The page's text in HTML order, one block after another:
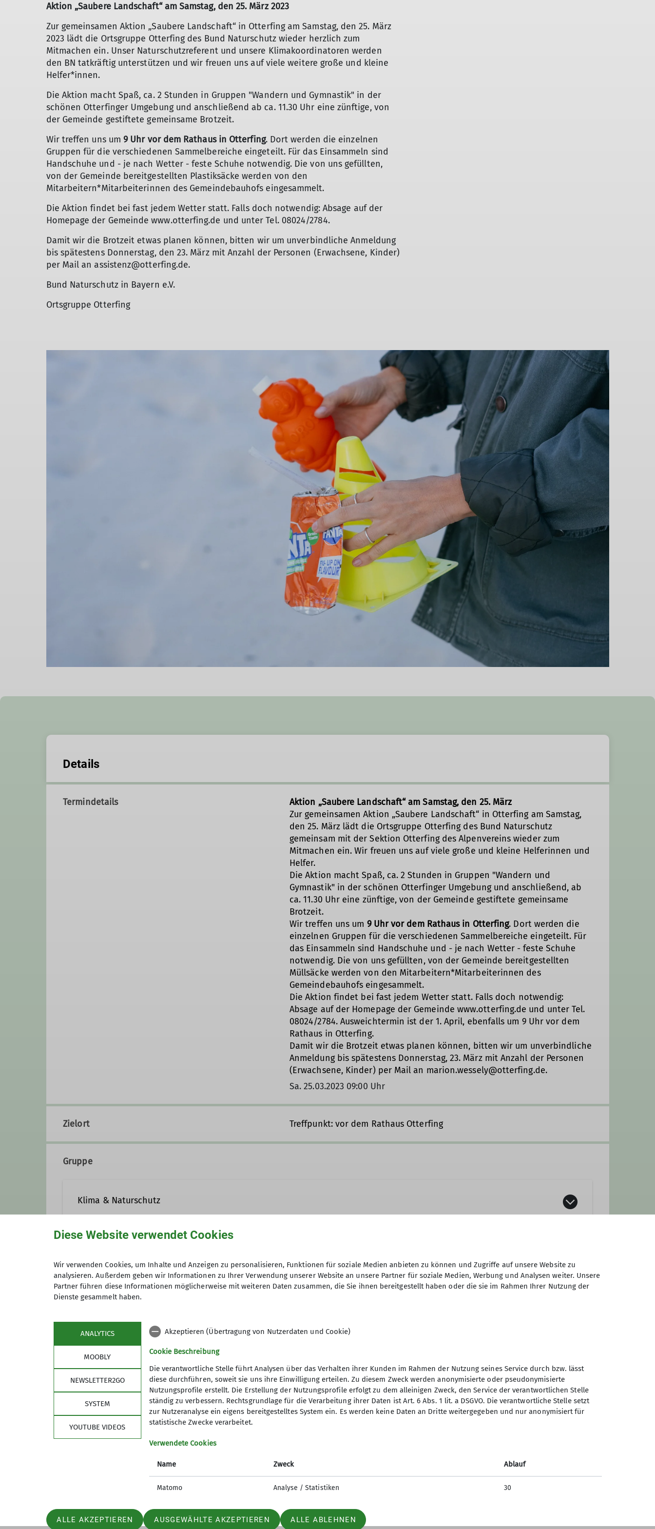
Aktion „Saubere Landschaft“ am Samstag, den 25. März 2023
Zur gemeinsamen Aktion „Saubere Landschaft“ in Otterfing am Samstag, den 25. März
2023 lädt die Ortsgruppe Otterfing des Bund Naturschutz wieder herzlich zum
Mitmachen ein. Unser Naturschutzreferent und unsere Klimakoordinatoren werden
den BN tatkräftig unterstützen und wir freuen uns auf viele weitere große und kleine
Helfer*innen.
Die Aktion macht Spaß, ca. 2 Stunden in Gruppen "Wandern und Gymnastik" in der
schönen Otterfinger Umgebung und anschließend ab ca. 11.30 Uhr eine zünftige, von
der Gemeinde gestiftete gemeinsame Brotzeit.
Wir treffen uns um9 Uhr vor dem Rathaus in Otterfing. Dort werden die einzelnen
Gruppen für die verschiedenen Sammelbereiche eingeteilt. Für das Einsammeln sind
Handschuhe und - je nach Wetter - feste Schuhe notwendig. Die von uns gefüllten,
von der Gemeinde bereitgestellten Plastiksäcke werden von den
Mitarbeitern*Mitarbeiterinnen des Gemeindebauhofs eingesammelt.
Die Aktion findet bei fast jedem Wetter statt. Falls doch notwendig: Absage auf der
Homepage der Gemeinde www.otterfing.de und unter Tel. 08024/2784.
Damit wir die Brotzeit etwas planen können, bitten wir um unverbindliche Anmeldung
bis spätestens Donnerstag, den 23. März mit Anzahl der Personen (Erwachsene, Kinder)
per Mail an assistenz@otterfing.de.
Bund Naturschutz in Bayern e.V.
Ortsgruppe Otterfing
Details
Termindetails
Aktion „Saubere Landschaft“ am Samstag, den 25. März
Zur gemeinsamen Aktion „Saubere Landschaft“ in Otterfing am Samstag,
den 25. März lädt die Ortsgruppe Otterfing des Bund Naturschutz
gemeinsam mit der Sektion Otterfing des Alpenvereins wieder zum
Mitmachen ein. Wir freuen uns auf viele große und kleine Helferinnen und
Helfer.
Die Aktion macht Spaß, ca. 2 Stunden in Gruppen "Wandern und
Gymnastik" in der schönen Otterfinger Umgebung und anschließend, ab
ca. 11.30 Uhr eine zünftige, von der Gemeinde gestiftete gemeinsame
Brotzeit.
Wir treffen uns um 9 Uhr vor dem Rathaus in Otterfing. Dort werden die
einzelnen Gruppen für die verschiedenen Sammelbereiche eingeteilt. Für
das Einsammeln sind Handschuhe und - je nach Wetter - feste Schuhe
notwendig. Die von uns gefüllten, von der Gemeinde bereitgestellten
Müllsäcke werden von den Mitarbeitern*Mitarbeiterinnen des
Gemeindebauhofs eingesammelt.
Die Aktion findet bei fast jedem Wetter statt. Falls doch notwendig:
Absage auf der Homepage der Gemeinde www.otterfing.de und unter Tel.
08024/2784. Ausweichtermin ist der 1. April, ebenfalls um 9 Uhr vor dem
Rathaus in Otterfing.
Damit wir die Brotzeit etwas planen können, bitten wir um unverbindliche
Anmeldung bis spätestens Donnerstag, 23. März mit Anzahl der Personen
(Erwachsene, Kinder) per Mail an marion.wessely@otterfing.de.
Sa. 25.03.2023 09:00 Uhr
Zielort Treffpunkt: vor dem Rathaus Otterfing
Gruppe
Klima & Naturschutz
Habt ihr Lust auf regelmäßige Touren mit eurer Familie?
Unsere Gamshütte
Kletterzentrum Obb. Süd Bad Tölz
Unsere Sektion
Unser Programm
Mitgliedsdaten ändern
Satzung
Sektion Otterfing des
Deutschen Alpenvereins e.V.
Nordsiedlung 12
Kontakt
Diese Website verwendet Cookies
Wir verwenden Cookies, um Inhalte und Anzeigen zu personalisieren, Funktionen für soziale Medien anbieten zu können und Zugriffe auf unsere Website zu
analysieren. Außerdem geben wir Informationen zu Ihrer Verwendung unserer Website an unsere Partner für soziale Medien, Werbung und Analysen weiter. Unsere
Partner führen diese Informationen möglicherweise mit weiteren Daten zusammen, die Sie ihnen bereitgestellt haben oder die sie im Rahmen Ihrer Nutzung der
Dienste gesammelt haben.
ANALYTICS
MOOBLY
NEWSLETTER2GO
SYSTEM
YOUTUBE VIDEOS
Akzeptieren (Übertragung von Nutzerdaten und Cookie)
Cookie Beschreibung
Die verantwortliche Stelle führt Analysen über das Verhalten ihrer Kunden im Rahmen der Nutzung seines Service durch bzw. lässt
diese durchführen, soweit sie uns ihre Einwilligung erteilen. Zu diesem Zweck werden anonymisierte oder pseudonymisierte
Nutzungsprofile erstellt. Die Erstellung der Nutzungsprofile erfolgt zu dem alleinigen Zweck, den Service der verantwortlichen Stelle
ständig zu verbessern. Rechtsgrundlage für die Verarbeitung ihrer Daten ist Art. 6 Abs. 1 lit. a DSGVO. Die verantwortliche Stelle setzt
zur Nutzeranalyse ein eigens bereitgestelltes System ein. Es werden keine Daten an Dritte weitergegeben und nur anonymisiert für
statistische Zwecke verarbeitet.
Verwendete Cookies
Name Zweck Ablauf
Matomo Analyse / Statistiken 30
ALLE AKZEPTIEREN AUSGEWÄHLTE AKZEPTIEREN ALLE ABLEHNEN